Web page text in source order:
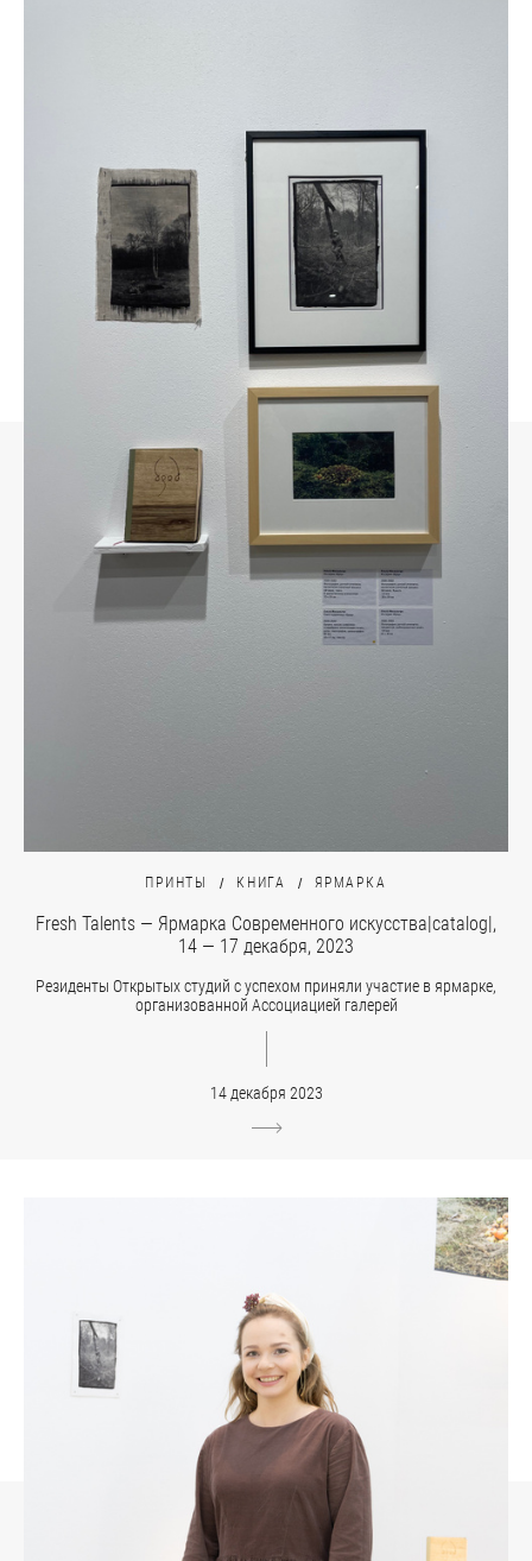
ПРИНТЫ КНИГА ЯРМАРКА
Fresh Talents — Ярмарка Современного искусства|catalog|,
14 — 17 декабря, 2023
Резиденты Открытых студий с успехом приняли участие в ярмарке,
организованной Ассоциацией галерей
14 декабря 2023